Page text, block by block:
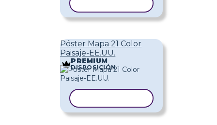
Póster Mapa 21 Color
Paisaje-EE.UU.
PREMIUM
DISPOSICIÓN